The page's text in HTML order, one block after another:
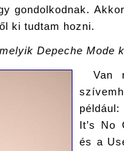
gondolkodnak.
ki tudtam hozni.
Depeche Mode
Van
It’s No
és a